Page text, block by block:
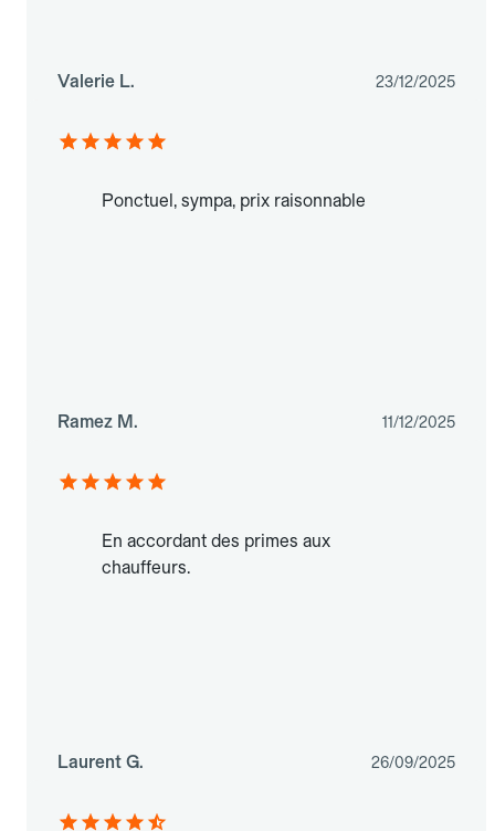
Valerie L. 23/12/2025
Ponctuel, sympa, prix raisonnable
Ramez M. 11/12/2025
En accordant des primes aux
chauffeurs.
Laurent G. 26/09/2025